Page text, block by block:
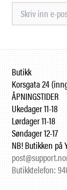
Butikk
Korsgata 24
ÅPNINGSTIDER
Ukedager 11-18
Lørdager 11-18
Søndager 12-17
NB! Butikken på
Butikktelefon: